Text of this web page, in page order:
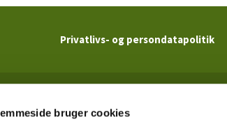
bruger cookies
Privatlivs- og persondatapolitik
· Ved Kildevældskirken 2 ·